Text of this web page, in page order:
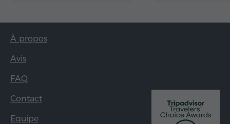
À propos
Avis
FAQ
Contact
Equipe